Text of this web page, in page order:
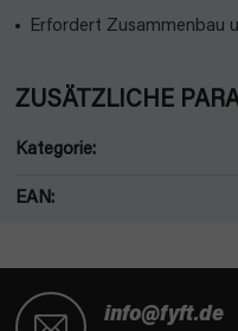
Erfordert Zusammenbau
ZUSÄTZLICHE
Kategorie:
EAN:
info@fyft.de